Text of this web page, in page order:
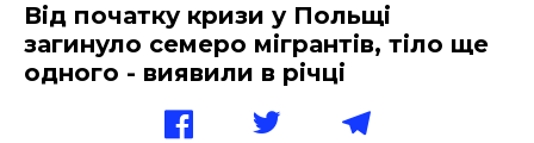
Від початку кризи у Польщі
загинуло семеро мігрантів, тіло ще
одного - виявили в річці